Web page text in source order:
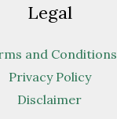
Legal
and Conditions
Privacy Policy
Disclaimer